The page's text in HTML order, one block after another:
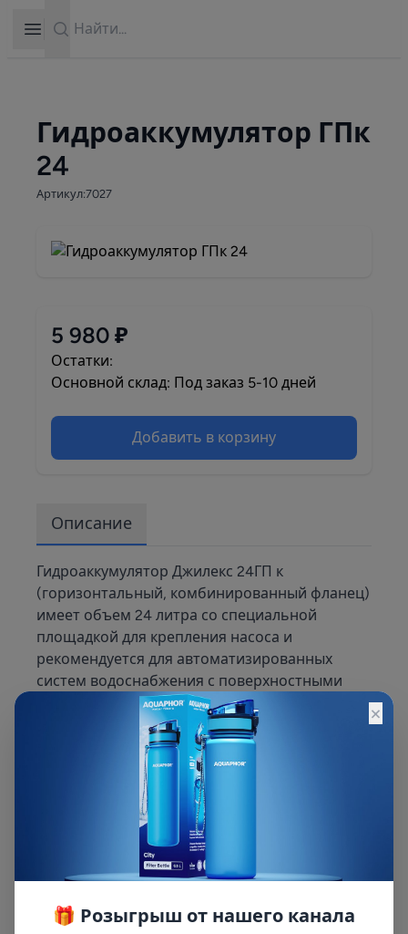
Open sidebar
Гидроаккумулятор ГПк
24
Артикул:7027
5 980 ₽
Остатки:
Основной склад: Под заказ 5-10 дней
Добавить в корзину
Описание
Гидроаккумулятор Джилекс 24ГП к
(горизонтальный, комбинированный фланец)
имеет объем 24 литра со специальной
площадкой для крепления насоса и
рекомендуется для автоматизированных
систем водоснабжения с поверхностными
насосами (имеет специальную площадку для
крепления насоса) или погружными. В данном
случае даже такой малый объем
гидроаккумулятора предотвратит лишние
включения насоса и сохранит ему срок
службы. Корпус из высококачественной стали
- 1 мм. Сменный фланец с возможностью
замены мембраны. Краска с защитой от
ультрафиолетовых лучей. Сменная мембрана
для контроля давления. Имеется специальная
×
🎁 Розыгрыш от нашего канала